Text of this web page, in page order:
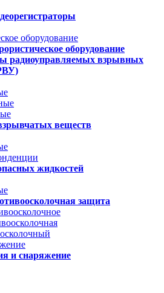
оборудование
оборудование
радиоуправляемых взрывных
веществ
жидкостей
защита
и снаряжение